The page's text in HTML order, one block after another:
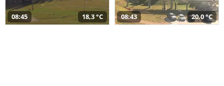
08:45 18,3 °C 08:43 20,0 °C